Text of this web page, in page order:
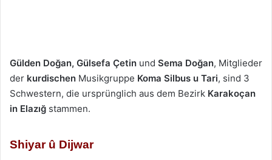
Gülden Doğan, Gülsefa Çetin und Sema Doğan, Mitglieder
der kurdischen Musikgruppe Koma Silbus u Tari, sind 3
Schwestern, die ursprünglich aus dem Bezirk Karakoçan
in Elazığ stammen.
Shiyar û Dijwar